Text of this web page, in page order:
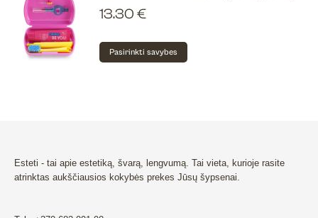
13.30 €
Pasirinkti savybes
may
Esteti - tai apie estetiką, švarą, lengvumą. Tai vieta, kurioje rasite
atrinktas aukščiausios kokybės prekes Jūsų šypsenai.